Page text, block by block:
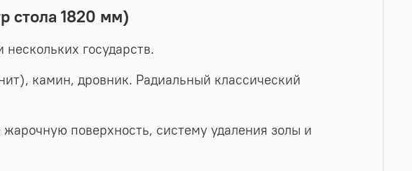
стола 1820 мм)
государств.
камин, дровник. Радиальный классический
поверхность, систему удаления золы и